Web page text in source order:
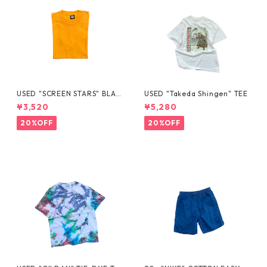
USED "SCREEN STARS" BLAN
K TEE
¥3,520
20%OFF
USED "Takeda Shingen" TEE
¥5,280
20%OFF